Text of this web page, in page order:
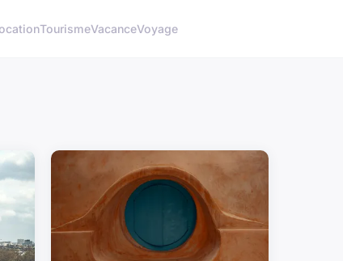
TourismeVacanceVoyage